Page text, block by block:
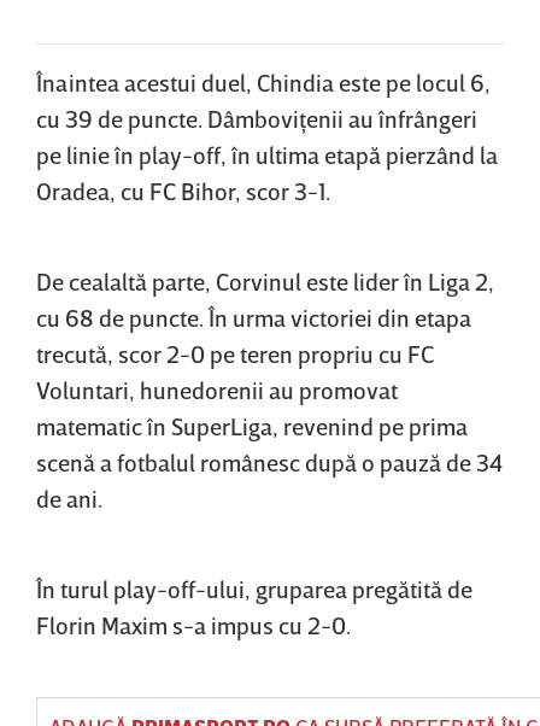
Înaintea acestui duel, Chindia este pe locul 6,
cu 39 de puncte. Dâmboviţenii au înfrângeri
pe linie în play-off, în ultima etapă pierzând la
Oradea, cu FC Bihor, scor 3-1.
De cealaltă parte, Corvinul este lider în Liga 2,
cu 68 de puncte. În urma victoriei din etapa
trecută, scor 2-0 pe teren propriu cu FC
Voluntari, hunedorenii au promovat
matematic în SuperLiga, revenind pe prima
scenă a fotbalul românesc după o pauză de 34
de ani.
În turul play-off-ului, gruparea pregătită de
Florin Maxim s-a impus cu 2-0.